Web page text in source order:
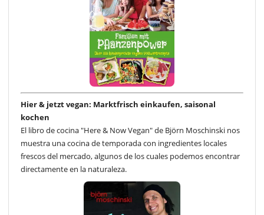
Hier & jetzt vegan: Marktfrisch einkaufen, saisonal
kochen
El libro de cocina "Here & Now Vegan" de Björn Moschinski nos
muestra una cocina de temporada con ingredientes locales
frescos del mercado, algunos de los cuales podemos encontrar
directamente en la naturaleza.